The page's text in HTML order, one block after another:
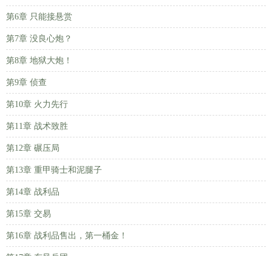
第6章 只能接悬赏
第7章 没良心炮？
第8章 地狱大炮！
第9章 侦查
第10章 火力先行
第11章 战术致胜
第12章 碾压局
第13章 重甲骑士和泥腿子
第14章 战利品
第15章 交易
第16章 战利品售出，第一桶金！